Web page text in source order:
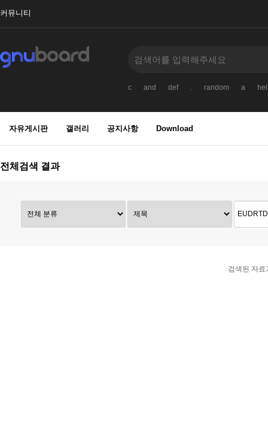
커뮤니티
c and def . random a
자유게시판 갤러리 공지사항 Download
전체검색 결과
검색된 자료